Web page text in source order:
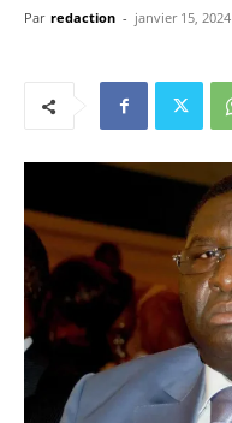
Par redaction - janvier 15, 2024